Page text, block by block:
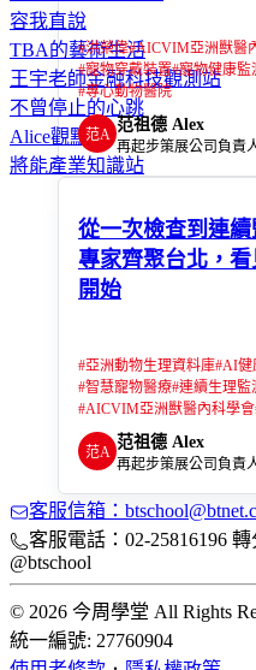
容我直說
TBA的藝術生活
王宇老師金融科技觀測站
不曾停止的心跳
Alice觀點
將能產業知識站
#洪榮偉#AICVIM亞洲獸醫
#寵物穿戴裝置#寵物健康監
#專心動物醫院
范A
范祖德 Alex
再起步策展公司負責
從一次檢查到連
專家齊聚台北，
開始
#亞洲動物生理資料庫#AI健
#智慧寵物醫療#連續生理監
#AICVIM亞洲獸醫內科學會
范A
范祖德 Alex
再起步策展公司負責
客服信箱：
客服電話：02-25816196
@btschool
© 2026 今周學堂 All Rights
統一編號: 27760904